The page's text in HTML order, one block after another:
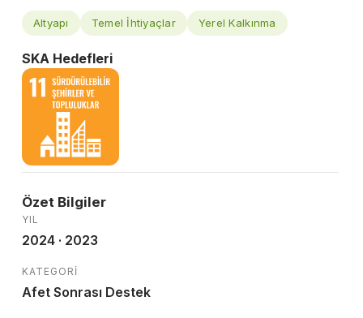
Altyapı Temel İhtiyaçlar Yerel Kalkınma
SKA Hedefleri
Özet Bilgiler
YIL
2024 · 2023
KATEGORI
Afet Sonrası Destek